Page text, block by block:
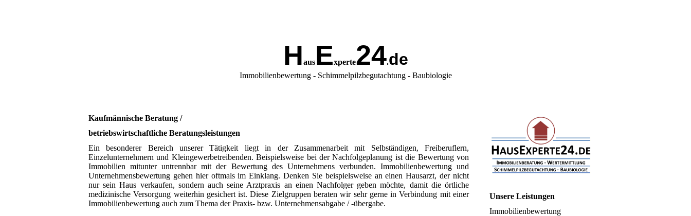
HausExperte24.de
Immobilienbewertung - Schimmelpilzbegutachtung - Baubiologie
Kaufmännische Beratung /
betriebswirtschaftliche Beratungsleistungen
Ein besonderer Bereich unserer Tätigkeit liegt in der Zusammenarbeit mit Selbständigen, Freiberuflern,
Einzelunternehmern und Kleingewerbetreibenden. Beispielsweise bei der Nachfolgeplanung ist die Bewertung von
Immobilien mitunter untrennbar mit der Bewertung des Unternehmens verbunden. Immobilienbewertung und
Unternehmensbewertung gehen hier oftmals im Einklang. Denken Sie beispielsweise an einen Hausarzt, der nicht
nur sein Haus verkaufen, sondern auch seine Arztpraxis an einen Nachfolger geben möchte, damit die örtliche
medizinische Versorgung weiterhin gesichert ist. Diese Zielgruppen beraten wir sehr gerne in Verbindung mit einer
Immobilienbewertung auch zum Thema der Praxis- bzw. Unternehmensabgabe / -übergabe.
Unsere Leistungen
Immobilienbewertung